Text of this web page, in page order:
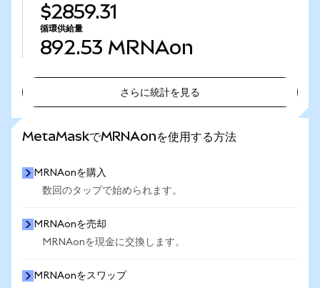
$2859.31
循環供給量
892.53 MRNAon
さらに統計を見る
MetaMaskでMRNAonを使用する方法
MRNAonを購入
数回のタップで始められます。
MRNAonを売却
MRNAonを現金に交換します。
MRNAonをスワップ